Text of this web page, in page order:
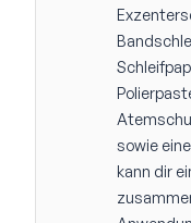
sowie
kann dir